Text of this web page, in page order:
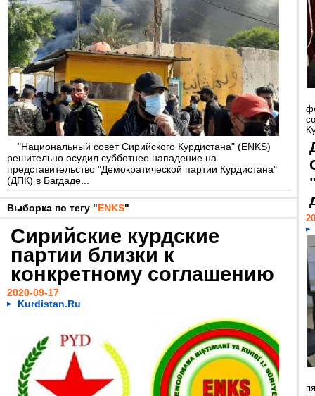
"Национальный совет Сирийского Курдистана" (ENKS)
решительно осудил субботнее нападение на
представительство "Демократической партии Курдистана"
(ДПК) в Багдаде...
Выборка по тегу "ENKS"
Сирийские курдские
партии близки к
конкретному соглашению
2020-09-17
Kurdistan.Ru